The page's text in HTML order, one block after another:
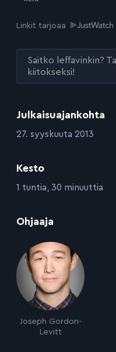
Julkaisuajankohta
:27. syyskuuta 2013
Kesto
:1 tuntia, 30 minuuttia
Ohjaaja
Joseph Gordon-
Levitt
Linkit tarjoaa
Saitko leffavinkin?
kiitokseksi!